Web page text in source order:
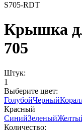
S705-RDT
Крышка
705
Штук:
1
Выберите цвет:
ГолубойЧерный
Красный
СинийЗеленый
Количество: